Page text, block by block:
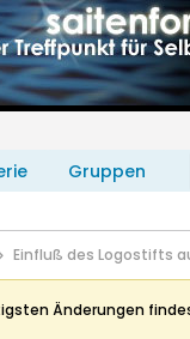
Gruppen
Einfluß des Logostifts
Änderungen